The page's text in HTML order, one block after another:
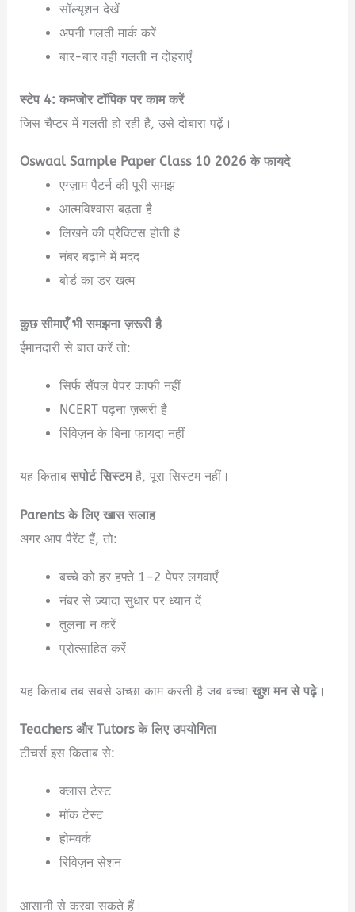
सॉल्यूशन देखें
अपनी गलती मार्क करें
बार-बार वही गलती न दोहराएँ
स्टेप 4: कमजोर टॉपिक पर काम करें
जिस चैप्टर में गलती हो रही है, उसे दोबारा पढ़ें।
Oswaal Sample Paper Class 10 2026 के फायदे
एग्ज़ाम पैटर्न की पूरी समझ
आत्मविश्वास बढ़ता है
लिखने की प्रैक्टिस होती है
नंबर बढ़ाने में मदद
बोर्ड का डर खत्म
कुछ सीमाएँ भी समझना ज़रूरी है
ईमानदारी से बात करें तो:
सिर्फ सैंपल पेपर काफी नहीं
NCERT पढ़ना ज़रूरी है
रिविज़न के बिना फायदा नहीं
यह किताबसपोर्ट सिस्टमहै, पूरा सिस्टम नहीं।
Parents के लिए खास सलाह
अगर आप पैरेंट हैं, तो:
बच्चे को हर हफ्ते 1–2 पेपर लगवाएँ
नंबर से ज़्यादा सुधार पर ध्यान दें
तुलना न करें
प्रोत्साहित करें
यह किताब तब सबसे अच्छा काम करती है जब बच्चाखुश मन से पढ़े।
Teachers और Tutors के लिए उपयोगिता
टीचर्स इस किताब से:
क्लास टेस्ट
मॉक टेस्ट
होमवर्क
रिविज़न सेशन
आसानी से करवा सकते हैं।